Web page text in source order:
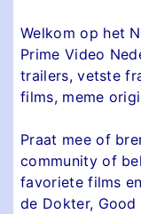
Welkom op het
Prime Video
trailers, vetste
films, meme
Praat mee of
community of
favoriete films
de Dokter, Good